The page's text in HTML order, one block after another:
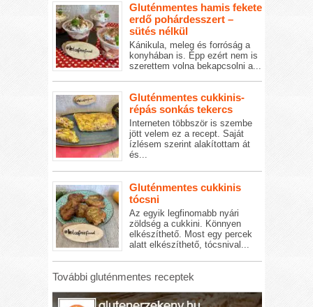
Gluténmentes hamis fekete
erdő pohárdesszert –
sütés nélkül
Kánikula, meleg és forróság a
konyhában is. Épp ezért nem is
szerettem volna bekapcsolni a...
Gluténmentes cukkinis-
répás sonkás tekercs
Interneten többször is szembe
jött velem ez a recept. Saját
ízlésem szerint alakítottam át
és...
Gluténmentes cukkinis
tócsni
Az egyik legfinomabb nyári
zöldség a cukkini. Könnyen
elkészíthető. Most egy percek
alatt elkészíthető, tócsnival...
További gluténmentes receptek